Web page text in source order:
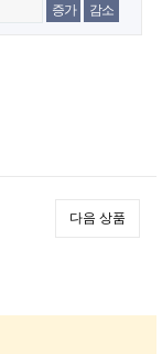
증가
감소
다음 상품